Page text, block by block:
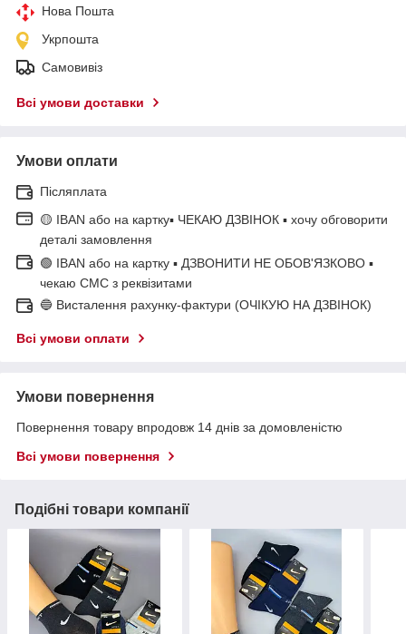
Нова Пошта
Укрпошта
Самовивіз
Всі умови доставки
Умови оплати
Післяплата
🟡 IBAN або на картку▪ ЧЕКАЮ ДЗВІНОК ▪ хочу обговорити
деталі замовлення
🟢 IBAN або на картку ▪ ДЗВОНИТИ НЕ ОБОВ'ЯЗКОВО ▪
чекаю СМС з реквізитами
🔵 Висталення рахунку-фактури (ОЧІКУЮ НА ДЗВІНОК)
Всі умови оплати
Умови повернення
Повернення товару впродовж 14 днів за домовленістю
Всі умови повернення
Подібні товари компанії